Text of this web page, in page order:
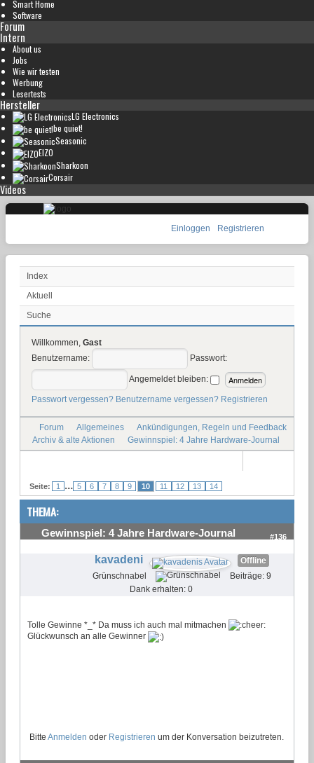
Smart Home
Software
Forum
Intern
About us
Jobs
Wie wir testen
Werbung
Lesertests
Hersteller
LG Electronics
be quiet!
Seasonic
EIZO
Sharkoon
Corsair
Videos
Einloggen Registrieren
Index
Aktuell
Suche
Willkommen, Gast
Benutzername:
Passwort:
Angemeldet bleiben:
Passwort vergessen? Benutzername vergessen? Registrieren
Forum Allgemeines
Ankündigungen, Regeln und Feedback
Archiv & alte Aktionen
Gewinnspiel: 4 Jahre Hardware-Journal
Seite: 1 ... 5 6 7 8 9 10 11 12 13 14
THEMA:
Gewinnspiel: 4 Jahre Hardware-Journal #136
kavadeni
Offline
Grünschnabel
Beiträge: 9
Dank erhalten: 0
Tolle Gewinne *_* Da muss ich auch mal mitmachen
Glückwunsch an alle Gewinner
Bitte Anmelden oder Registrieren um der Konversation beizutreten.